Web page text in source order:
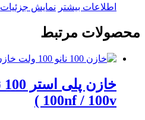
اطلاعات بیشتر نمایش جزئیات
محصولات مرتبط
100nf / 100v )